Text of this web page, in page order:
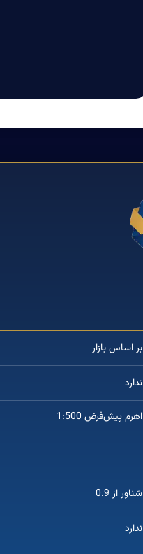
بر اساس بازار
ندارد
اهرم پیش‌فرض 1:500
شناور از 0.9
ندارد